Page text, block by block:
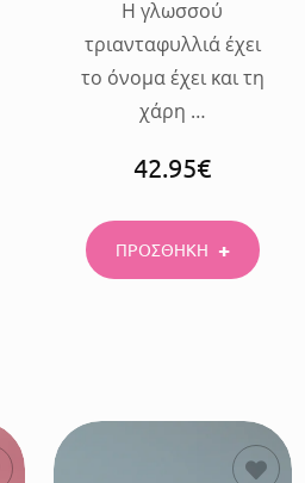
Η γλωσσού
τριανταφυλλιά έχει
το όνομα έχει και τη
χάρη …
42.95€
ΠΡΟΣΘΗΚΗ